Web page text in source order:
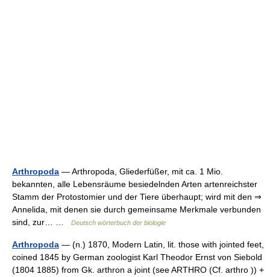
Arthropoda — Arthropoda, Gliederfüßer, mit ca. 1 Mio.
bekannten, alle Lebensräume besiedelnden Arten artenreichster
Stamm der Protostomier und der Tiere überhaupt; wird mit den ⇒
Annelida, mit denen sie durch gemeinsame Merkmale verbunden
sind, zur… …
Deutsch wörterbuch der biologie
Arthropoda — (n.) 1870, Modern Latin, lit. those with jointed feet,
coined 1845 by German zoologist Karl Theodor Ernst von Siebold
(1804 1885) from Gk. arthron a joint (see ARTHRO (Cf. arthro )) +